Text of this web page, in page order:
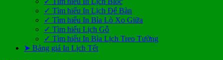
✓ Tìm hiểu In Lịch Để Bàn
✓ Tìm hiểu In Bìa Lò Xo Giữa
✓ Tìm hiểu Lịch Gỗ
✓ Tìm hiểu In Bìa Lịch Treo Tường
➤ Bảng giá In Lịch Tết